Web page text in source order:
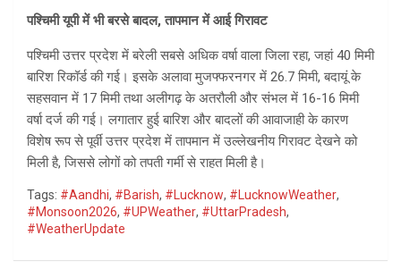
पश्चिमी यूपी में भी बरसे बादल, तापमान में आई गिरावट
पश्चिमी उत्तर प्रदेश में बरेली सबसे अधिक वर्षा वाला जिला रहा, जहां 40 मिमी
बारिश रिकॉर्ड की गई। इसके अलावा मुजफ्फरनगर में 26.7 मिमी, बदायूं के
सहसवान में 17 मिमी तथा अलीगढ़ के अतरौली और संभल में 16-16 मिमी
वर्षा दर्ज की गई। लगातार हुई बारिश और बादलों की आवाजाही के कारण
विशेष रूप से पूर्वी उत्तर प्रदेश में तापमान में उल्लेखनीय गिरावट देखने को
मिली है, जिससे लोगों को तपती गर्मी से राहत मिली है।
Tags: #Aandhi, #Barish, #Lucknow, #LucknowWeather,
#Monsoon2026, #UPWeather, #UttarPradesh,
#WeatherUpdate